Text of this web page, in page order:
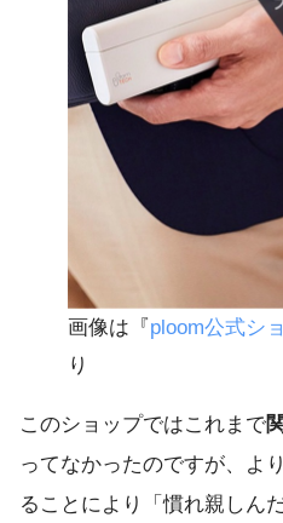
画像は『ploom公式シ
り
このショップではこれまで
ってなかったのですが、よ
ることにより「慣れ親しん